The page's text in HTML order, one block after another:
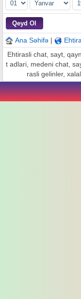
Ana Səhifə |
Ehtirasli chat, sayt,
t adlari, medeni chat,
rasli gelinler,